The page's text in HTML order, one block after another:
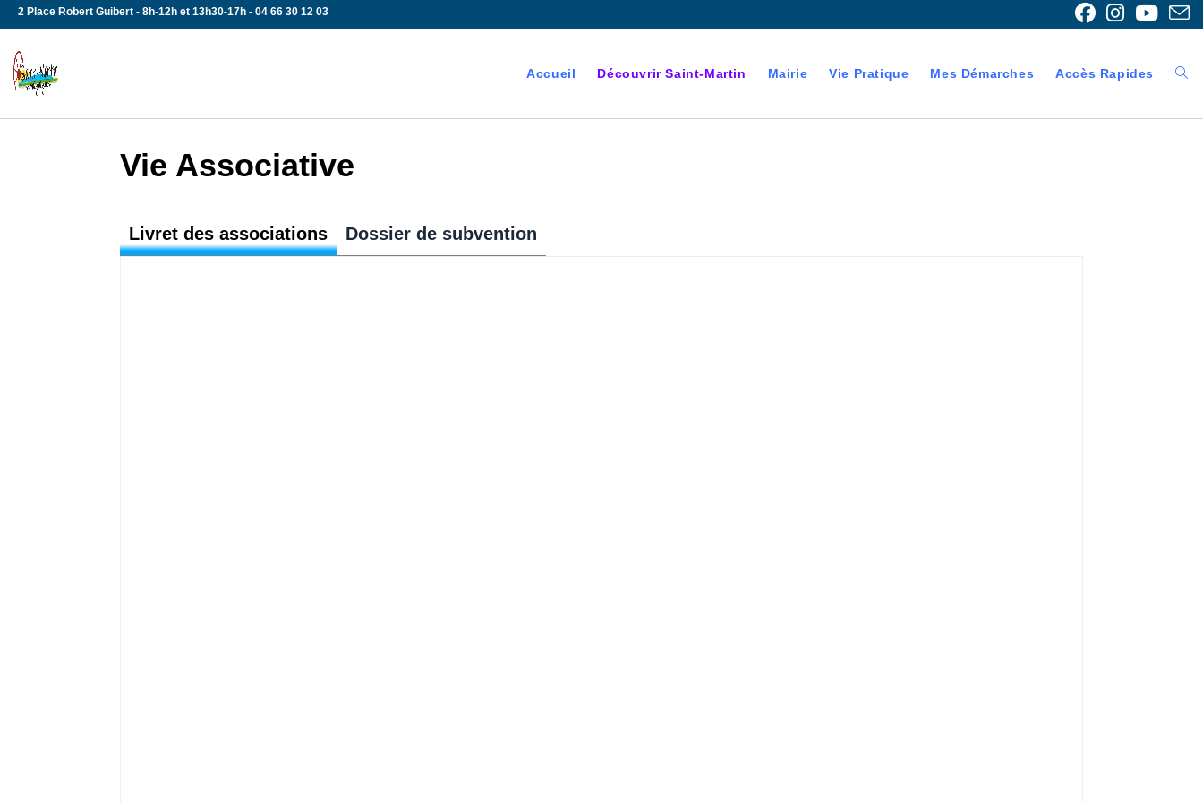
Skip
to
content
2 Place Robert Guibert - 8h-12h et 13h30-17h - 04 66 30 12 03
Accueil Découvrir Saint-Martin Mairie Vie Pratique Mes Démarches Accès Rapides
Vie Associative
Livret des associations Dossier de subvention